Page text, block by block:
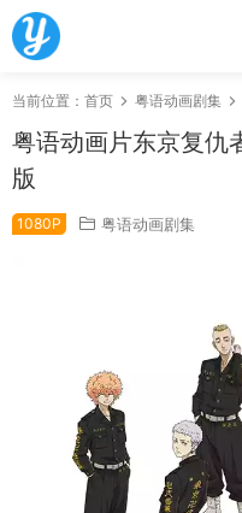
当前位置： 首页 粤语动画剧集
粤语动画片东京复仇
版
1080P 粤语动画剧集